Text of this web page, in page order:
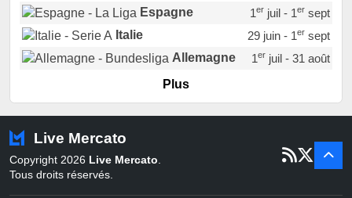
Espagne
1erjuil - 1ersept
Italie
29 juin - 1ersept
Allemagne
1erjuil - 31 août
Portugal
Pays-Bas
22 juin - 2 sept
Belgique
juil - 31
Plus
Live Mercato
Copyright 2026 Live Mercato.
Tous droits réservés.